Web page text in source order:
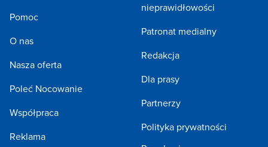
Pomoc
O nas
Nasza oferta
Poleć Nocowanie
Współpraca
Reklama
nieprawidłowości
Patronat medialny
Redakcja
Dla prasy
Partnerzy
Polityka prywatności